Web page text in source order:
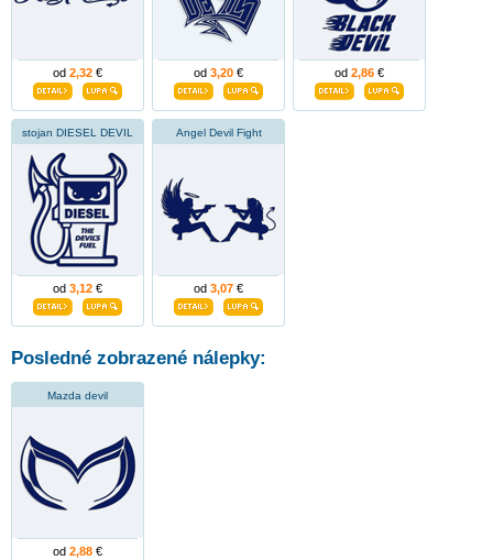
od 2,32 € od 3,20 € od 2,86 €
stojan DIESEL DEVIL
od 3,12 €
Angel Devil Fight
od 3,07 €
Posledné zobrazené nálepky:
Mazda devil
od 2,88 €